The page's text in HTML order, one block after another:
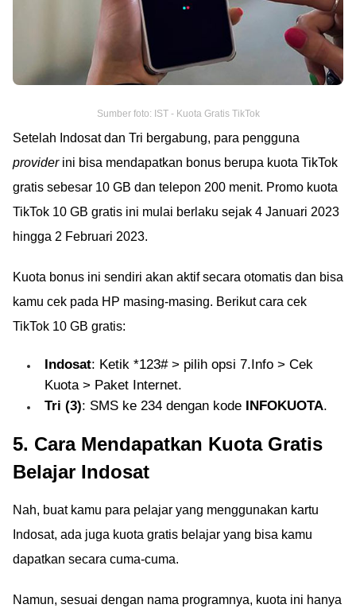
Sumber foto: IST - Kuota Gratis TikTok
Setelah Indosat dan Tri bergabung, para pengguna
providerini bisa mendapatkan bonus berupa kuota TikTok
gratis sebesar 10 GB dan telepon 200 menit. Promo kuota
TikTok 10 GB gratis ini mulai berlaku sejak 4 Januari 2023
hingga 2 Februari 2023.
Kuota bonus ini sendiri akan aktif secara otomatis dan bisa
kamu cek pada HP masing-masing. Berikut cara cek
TikTok 10 GB gratis:
Indosat: Ketik *123# > pilih opsi 7.Info > Cek
Kuota > Paket Internet.
Tri (3): SMS ke 234 dengan kode INFOKUOTA.
5. Cara Mendapatkan Kuota Gratis
Belajar Indosat
Nah, buat kamu para pelajar yang menggunakan kartu
Indosat, ada juga kuota gratis belajar yang bisa kamu
dapatkan secara cuma-cuma.
Namun, sesuai dengan nama programnya, kuota ini hanya